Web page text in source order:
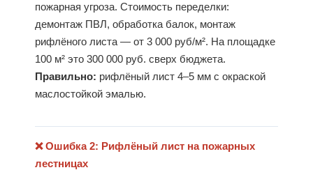
пожарная угроза. Стоимость переделки:
демонтаж ПВЛ, обработка балок, монтаж
рифлёного листа — от 3 000 руб/м². На площадке
100 м² это 300 000 руб. сверх бюджета.
Правильно: рифлёный лист 4–5 мм с окраской
маслостойкой эмалью.
❌ Ошибка 2: Рифлёный лист на пожарных
лестницах